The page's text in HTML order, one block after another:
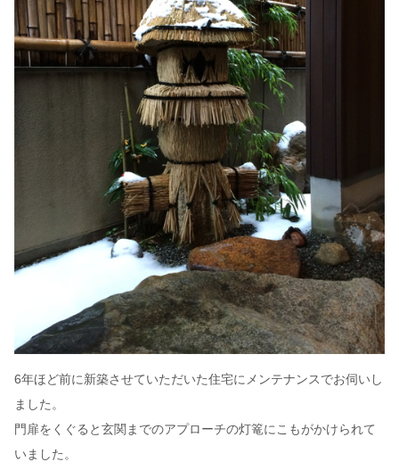
6年ほど前に新築させていただいた住宅にメンテナンスでお伺いし
ました。
門扉をくぐると玄関までのアプローチの灯篭にこもがかけられて
いました。